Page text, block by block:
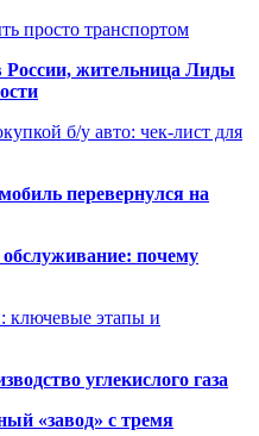
просто транспортом
России, жительница Лиды
б/у авто: чек-лист для
перевернулся на
обслуживание: почему
ключевые этапы и
углекислого газа
«завод» с тремя